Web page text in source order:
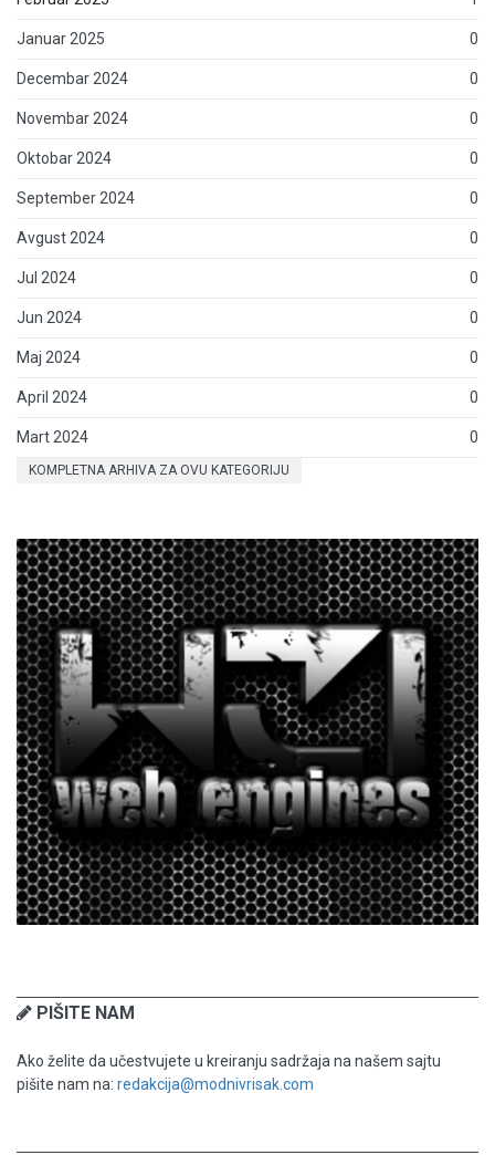
Januar 2025 0
Decembar 2024 0
Novembar 2024 0
Oktobar 2024 0
September 2024 0
Avgust 2024 0
Jul 2024 0
Jun 2024 0
Maj 2024 0
April 2024 0
Mart 2024 0
KOMPLETNA ARHIVA ZA OVU KATEGORIJU
PIŠITE NAM
Ako želite da učestvujete u kreiranju sadržaja na našem sajtu
pišite nam na: redakcija@modnivrisak.com